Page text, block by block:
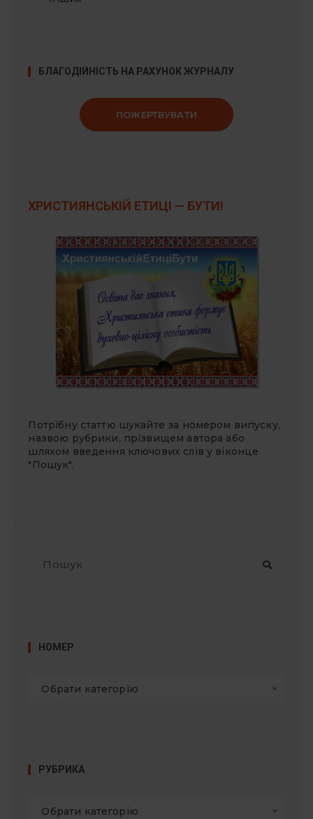
БЛАГОДІЙНІСТЬ НА РАХУНОК ЖУРНАЛУ
ПОЖЕРТВУВАТИ
ХРИСТИЯНСЬКІЙ ЕТИЦІ — БУТИ!
Потрібну статтю шукайте за номером випуску,
назвою рубрики, прізвищем автора або
шляхом введення ключових слів у віконце
"Пошук".
НОМЕР
Обрати категорію
РУБРИКА
Обрати категорію